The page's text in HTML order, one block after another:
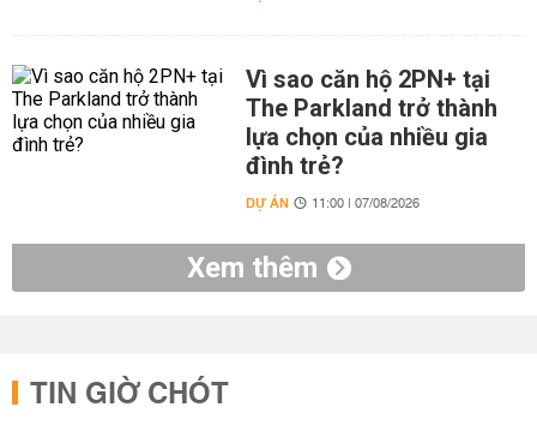
Vì sao căn hộ 2PN+ tại
The Parkland trở thành
lựa chọn của nhiều gia
đình trẻ?
DỰ ÁN 11:00 | 07/08/2026
Xem thêm
TIN GIỜ CHÓT